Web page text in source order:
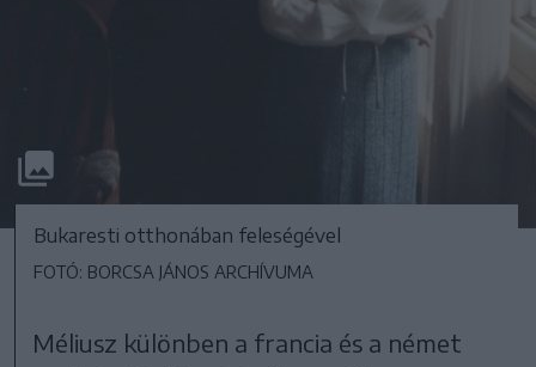
Bukaresti otthonában feleségével
FOTÓ: BORCSA JÁNOS ARCHÍVUMA
Méliusz különben a francia és a német